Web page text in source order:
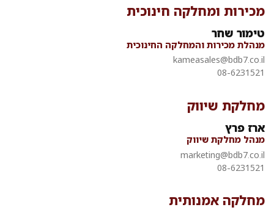
מכירות ומחלקה חינוכית
טימור שחר
מנהלת מכירות והמחלקה החינוכית
kameasales@bdb7.co.il
08-6231521
מחלקת שיווק
ארז פרץ
מנהל מחלקת שיווק
marketing@bdb7.co.il
08-6231521
מחלקה אמנותית